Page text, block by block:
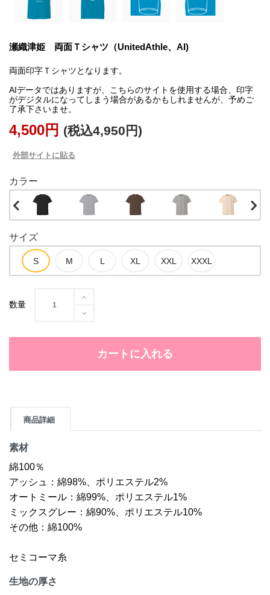
瀬織津姫 両面Ｔシャツ（UnitedAthle、AI)
両面印字Ｔシャツとなります。
AIデータではありますが、こちらのサイトを使用する場合、印字
がデジタルになってしまう場合があるかもしれませんが、予めご
了承下さいませ。
4,500円 (税込4,950円)
外部サイトに貼る
カラー
サイズ
数量
カートに入れる
商品詳細
素材
綿100％
アッシュ：綿98%、ポリエステル2%
オートミール：綿99%、ポリエステル1%
ミックスグレー：綿90%、ポリエステル10%
その他：綿100%
セミコーマ糸
生地の厚さ